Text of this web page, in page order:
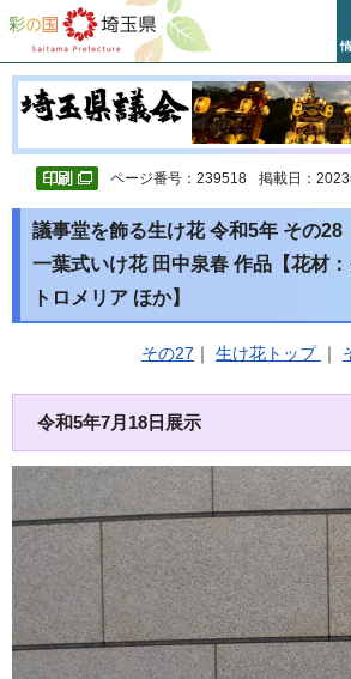
彩の国 埼玉県
ページ番号：239518 掲載日：
議事堂を飾る生け花 令和5年 その28
一葉式いけ花 田中泉春 作品【花材
トロメリア ほか】
その27 ｜ 生け花トップ ｜
令和5年7月18日展示